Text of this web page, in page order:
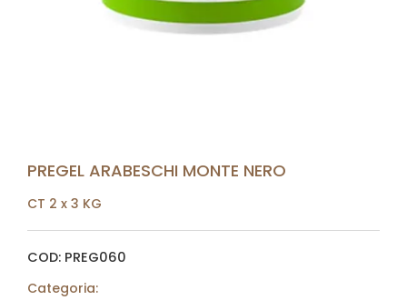
PREGEL ARABESCHI MONTE NERO
CT 2 x 3 KG
COD: PREG060
Categoria: